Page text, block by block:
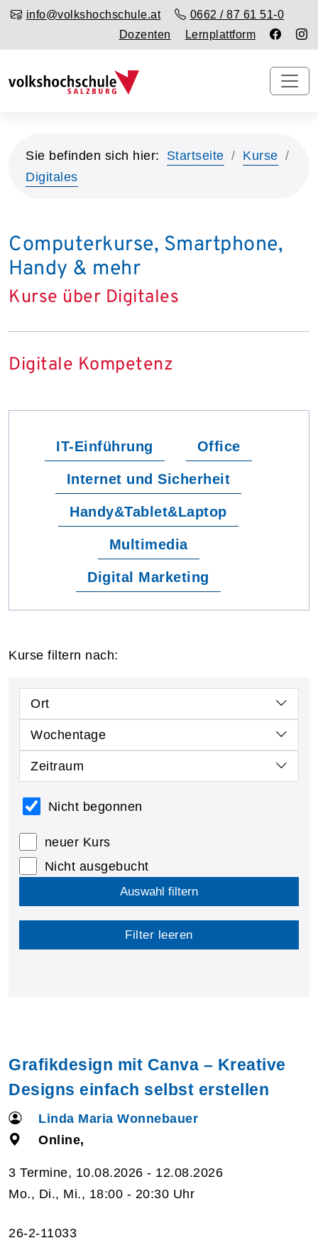
info@volkshochschule.at
0662 / 87 61 51-0
Dozenten
Lernplattform
Sie befinden sich hier: Startseite
Kurse
Digitales
Computerkurse, Smartphone,
Handy & mehr
Kurse über Digitales
Digitale Kompetenz
IT-Einführung Office
Internet und Sicherheit
Handy&Tablet&Laptop
Multimedia
Digital Marketing
Kurse filtern nach:
Ort
Wochentage
Zeitraum
Nicht begonnen
neuer Kurs
Nicht ausgebucht
Auswahl filtern
Filter leeren
Grafikdesign mit Canva – Kreative
Designs einfach selbst erstellen
Linda Maria Wonnebauer
Online,
3 Termine, 10.08.2026 - 12.08.2026
Mo., Di., Mi., 18:00 - 20:30 Uhr
26-2-11033